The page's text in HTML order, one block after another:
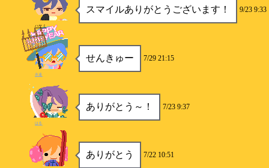
スマイルありがとうございます！ 9/23 9:33
ハサミ
せんきゅー 7/29 21:15
永遠
ありがとう～！ 7/23 9:37
はる
ありがとう 7/22 10:51